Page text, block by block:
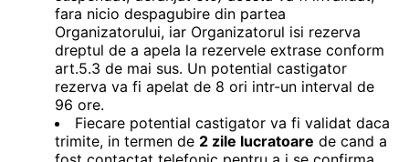
fara nicio despagubire din partea
Organizatorului, iar Organizatorul isi rezerva
dreptul de a apela la rezervele extrase conform
art.5.3 de mai sus. Un potential castigator
rezerva va fi apelat de 8 ori intr-un interval de
96 ore.
Fiecare potential castigator va fi validat daca
trimite, in termen de 2 zile lucratoare de cand a